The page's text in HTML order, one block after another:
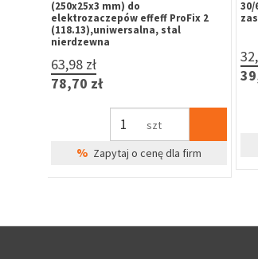
40/60 mm, nikiel satyna, 6-
zastawkowa, klasa 6.0, 3 klucze
31,64 zł
38,92 zł
Zapytaj o cenę dla firm